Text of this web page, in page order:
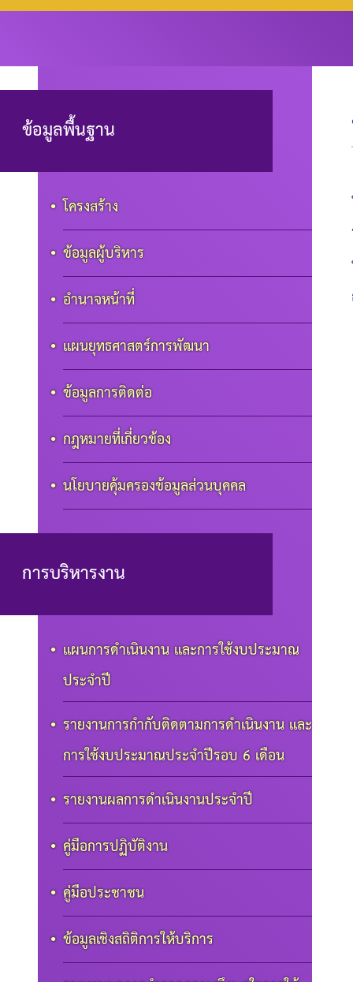
ข้อมูลพื้นฐาน
โครงสร้าง
ข้อมูลผู้บริหาร
อำนาจหน้าที่
แผนยุทธศาสตร์การพัฒนา
ข้อมูลการติดต่อ
กฎหมายที่เกี่ยวข้อง
นโยบายคุ้มครองข้อมูลส่วนบุคคล
การบริหารงาน
แผนการดำเนินงาน และการใช้งบประมาณ
ประจำปี
รายงานการกำกับติดตามการดำเนินงาน และ
การใช้งบประมาณประจำปีรอบ 6 เดือน
รายงานผลการดำเนินงานประจำปี
คู่มือการปฏิบัติงาน
คู่มือประชาชน
ข้อมูลเชิงสถิติการให้บริการ